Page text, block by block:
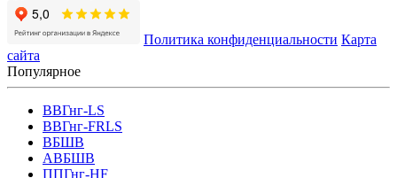
Политика конфиденциальности Карта
сайта
Популярное
ВВГнг-LS
ВВГнг-FRLS
ВБШВ
АВБШВ
ППГнг-HF